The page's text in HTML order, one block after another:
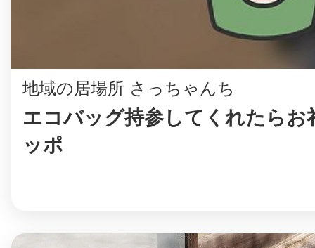
地域の居場所 さっちゃんち
エコバッグ持参してくれたらお
ッポ
お問い合わせ
プライバシーポ